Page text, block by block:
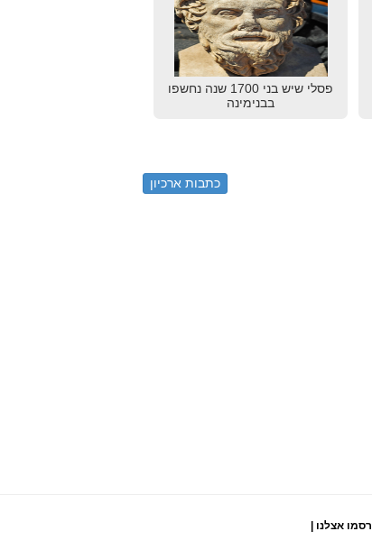
פסלי שיש בני 1700 שנה נחשפו
בבנימינה
כתבות ארכיון
אצלנו